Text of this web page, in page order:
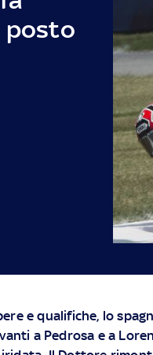
posto
e qualifiche, lo
a Pedrosa e a